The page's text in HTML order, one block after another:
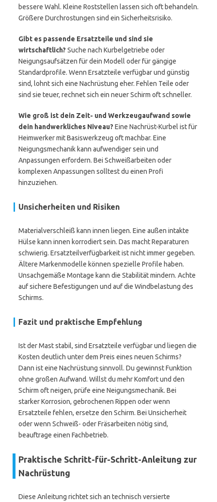
bessere Wahl. Kleine Roststellen lassen sich oft behandeln.
Größere Durchrostungen sind ein Sicherheitsrisiko.
Gibt es passende Ersatzteile und sind sie
wirtschaftlich? Suche nach Kurbelgetriebe oder
Neigungsaufsätzen für dein Modell oder für gängige
Standardprofile. Wenn Ersatzteile verfügbar und günstig
sind, lohnt sich eine Nachrüstung eher. Fehlen Teile oder
sind sie teuer, rechnet sich ein neuer Schirm oft schneller.
Wie groß ist dein Zeit- und Werkzeugaufwand sowie
dein handwerkliches Niveau? Eine Nachrüst-Kurbel ist für
Heimwerker mit Basiswerkzeug oft machbar. Eine
Neigungsmechanik kann aufwendiger sein und
Anpassungen erfordern. Bei Schweißarbeiten oder
komplexen Anpassungen solltest du einen Profi
hinzuziehen.
Unsicherheiten und Risiken
Materialverschleiß kann innen liegen. Eine außen intakte
Hülse kann innen korrodiert sein. Das macht Reparaturen
schwierig. Ersatzteilverfügbarkeit ist nicht immer gegeben.
Ältere Markenmodelle können spezielle Profile haben.
Unsachgemäße Montage kann die Stabilität mindern. Achte
auf sichere Befestigungen und auf die Windbelastung des
Schirms.
Fazit und praktische Empfehlung
Ist der Mast stabil, sind Ersatzteile verfügbar und liegen die
Kosten deutlich unter dem Preis eines neuen Schirms?
Dann ist eine Nachrüstung sinnvoll. Du gewinnst Funktion
ohne großen Aufwand. Willst du mehr Komfort und den
Schirm oft neigen, prüfe eine Neigungsmechanik. Bei
starker Korrosion, gebrochenen Rippen oder wenn
Ersatzteile fehlen, ersetze den Schirm. Bei Unsicherheit
oder wenn Schweiß- oder Fräsarbeiten nötig sind,
beauftrage einen Fachbetrieb.
Praktische Schritt-für-Schritt-Anleitung zur
Nachrüstung
Diese Anleitung richtet sich an technisch versierte